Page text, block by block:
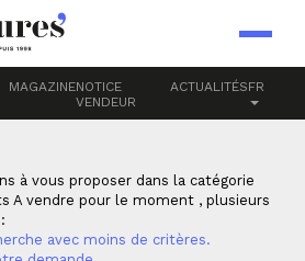
MAGAZINENOTICE
VENDEUR
ACTUALITÉSFR
à vous proposer dans la catégorie
A vendre pour le moment , plusieurs
avec moins de critères.